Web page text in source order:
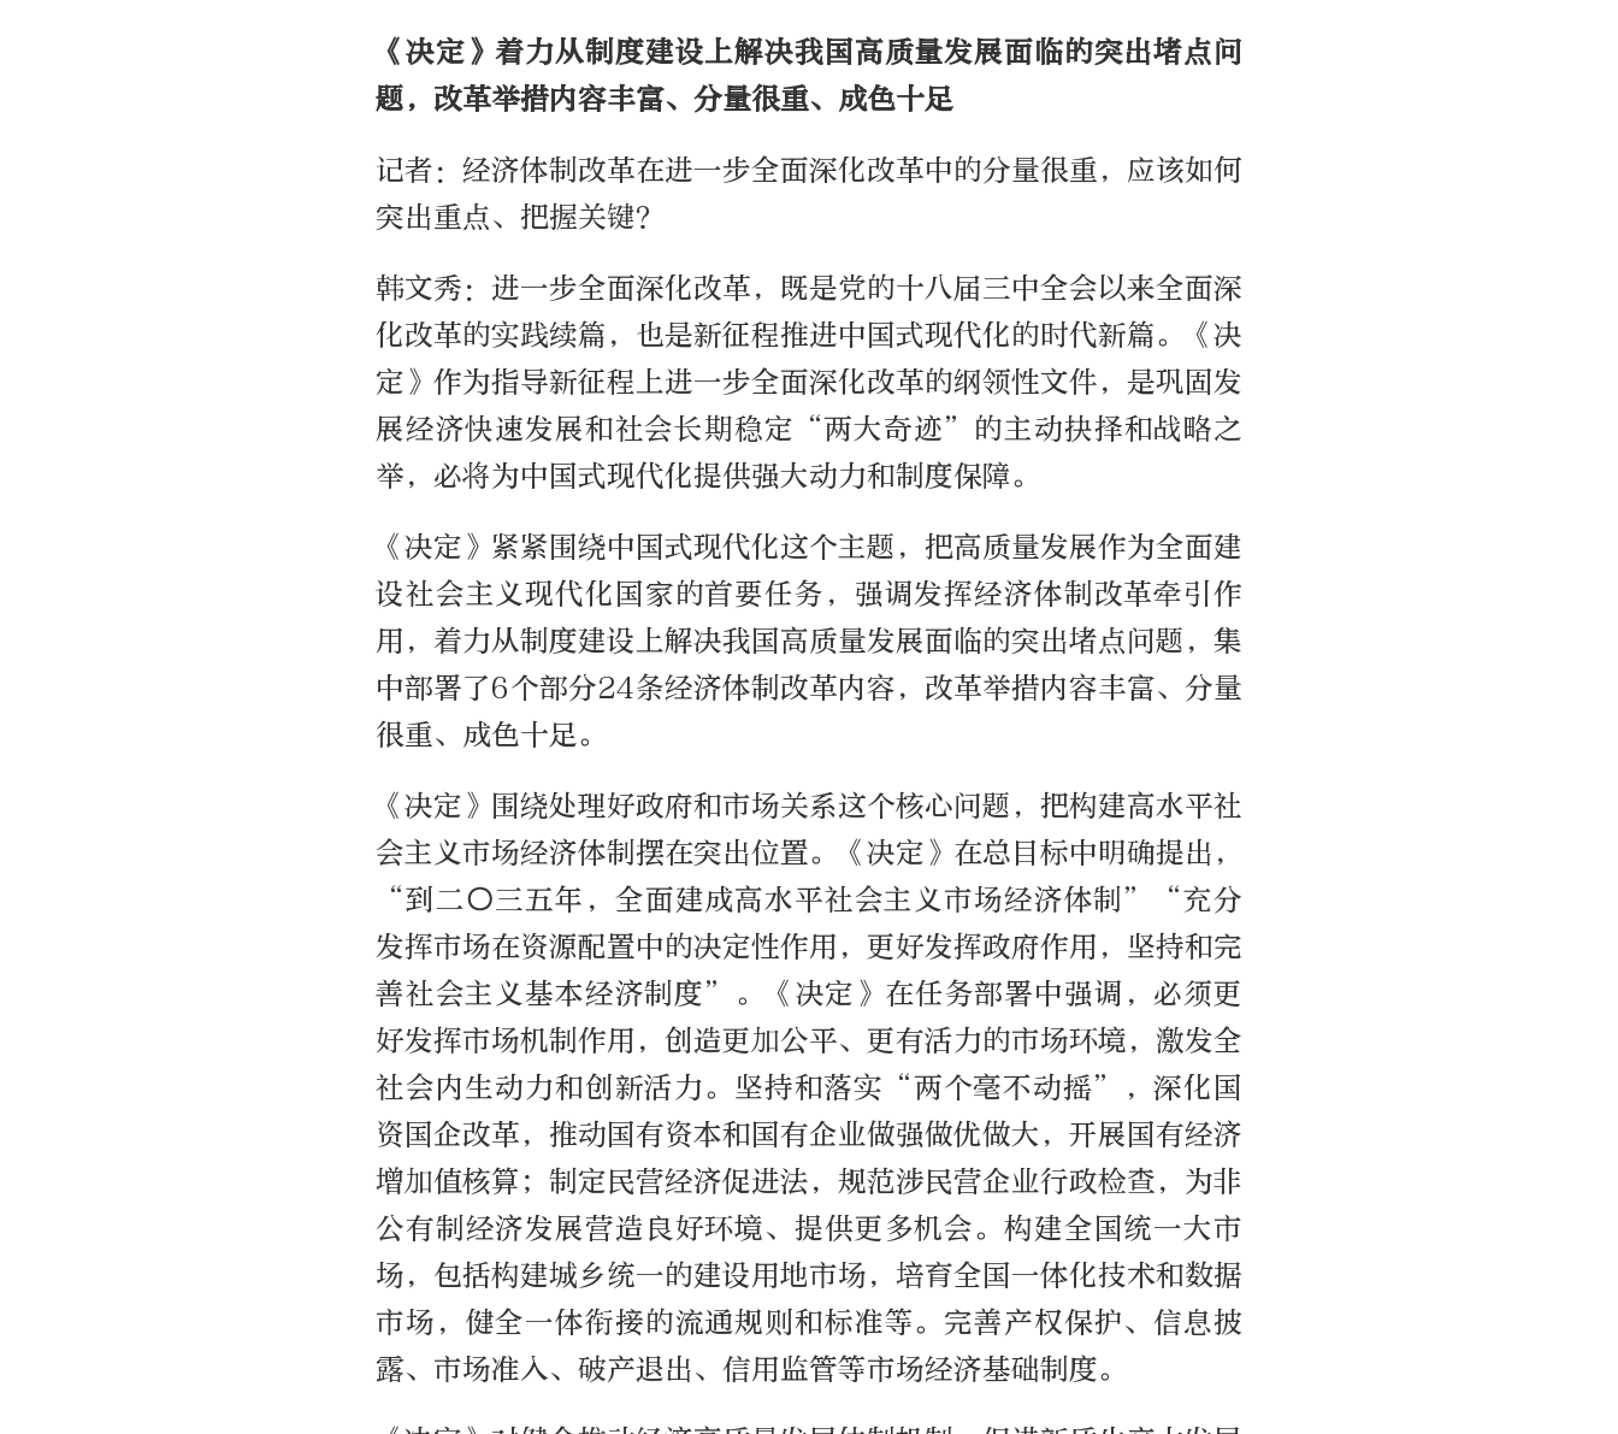
《决定》着力从制度建设上解决我国高质量发展面临的突出堵点问
题，改革举措内容丰富、分量很重、成色十足
记者：经济体制改革在进一步全面深化改革中的分量很重，应该如何
突出重点、把握关键？
韩文秀：进一步全面深化改革，既是党的十八届三中全会以来全面深
化改革的实践续篇，也是新征程推进中国式现代化的时代新篇。《决
定》作为指导新征程上进一步全面深化改革的纲领性文件，是巩固发
展经济快速发展和社会长期稳定“两大奇迹”的主动抉择和战略之
举，必将为中国式现代化提供强大动力和制度保障。
《决定》紧紧围绕中国式现代化这个主题，把高质量发展作为全面建
设社会主义现代化国家的首要任务，强调发挥经济体制改革牵引作
用，着力从制度建设上解决我国高质量发展面临的突出堵点问题，集
中部署了6个部分24条经济体制改革内容，改革举措内容丰富、分量
很重、成色十足。
《决定》围绕处理好政府和市场关系这个核心问题，把构建高水平社
会主义市场经济体制摆在突出位置。《决定》在总目标中明确提出，
“到二〇三五年，全面建成高水平社会主义市场经济体制”“充分
发挥市场在资源配置中的决定性作用，更好发挥政府作用，坚持和完
善社会主义基本经济制度”。《决定》在任务部署中强调，必须更
好发挥市场机制作用，创造更加公平、更有活力的市场环境，激发全
社会内生动力和创新活力。坚持和落实“两个毫不动摇”，深化国
资国企改革，推动国有资本和国有企业做强做优做大，开展国有经济
增加值核算；制定民营经济促进法，规范涉民营企业行政检查，为非
公有制经济发展营造良好环境、提供更多机会。构建全国统一大市
场，包括构建城乡统一的建设用地市场，培育全国一体化技术和数据
市场，健全一体衔接的流通规则和标准等。完善产权保护、信息披
露、市场准入、破产退出、信用监管等市场经济基础制度。